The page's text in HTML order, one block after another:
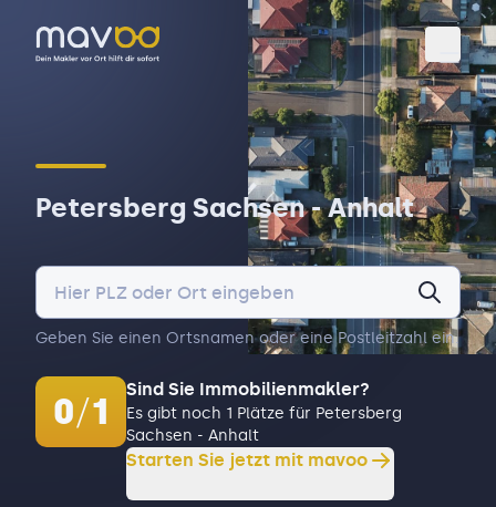
Petersberg Sachsen - Anhalt
Geben Sie einen Ortsnamen oder eine Postleitzahl ein.
0/1
Sind Sie Immobilienmakler?
Es gibt noch 1 Plätze für Petersberg
Sachsen - Anhalt
Starten Sie jetzt mit mavoo